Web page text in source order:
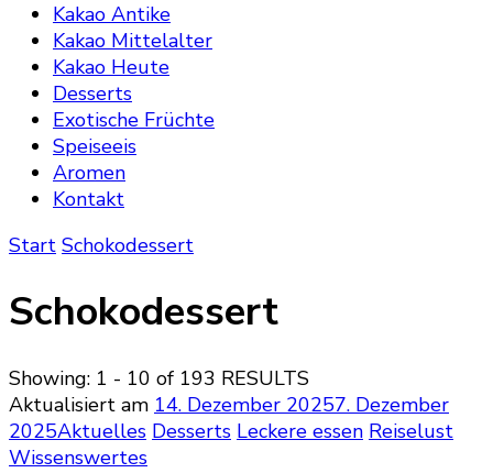
Kakao Antike
Kakao Mittelalter
Kakao Heute
Desserts
Exotische Früchte
Speiseeis
Aromen
Kontakt
Start Schokodessert
Schokodessert
Showing: 1 - 10 of 193 RESULTS
Aktualisiert am 14. Dezember 20257. Dezember
2025Aktuelles Desserts Leckere essen Reiselust
Wissenswertes